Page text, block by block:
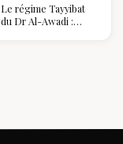
Le régime Tayyibat
du Dr Al-Awadi :